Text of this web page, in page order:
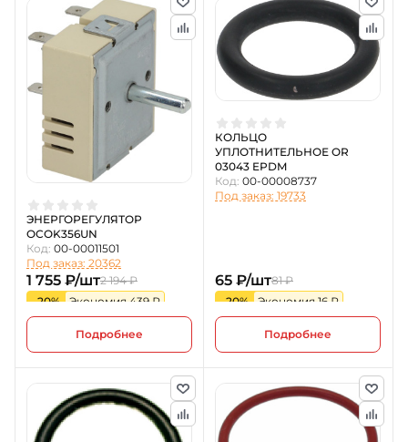
ЭНЕРГОРЕГУЛЯТОР
OCOK356UN
Код: 00-00011501
Под заказ: 20362
1 755 ₽/шт2 194 ₽
-20%
Экономия 439 ₽
Подробнее
КОЛЬЦО
УПЛОТНИТЕЛЬНОЕ OR
03043 EPDM
Код: 00-00008737
Под заказ: 19733
65 ₽/шт81 ₽
-20%
Экономия 16 ₽
Подробнее